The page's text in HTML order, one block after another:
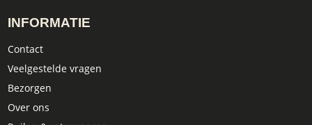
INFORMATIE
Contact
Veelgestelde vragen
Bezorgen
Over ons